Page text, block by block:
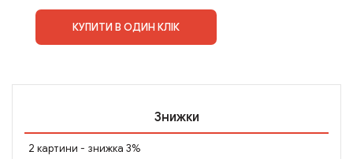
КУПИТИ В ОДИН КЛІК
Знижки
2 картини - знижка 3%